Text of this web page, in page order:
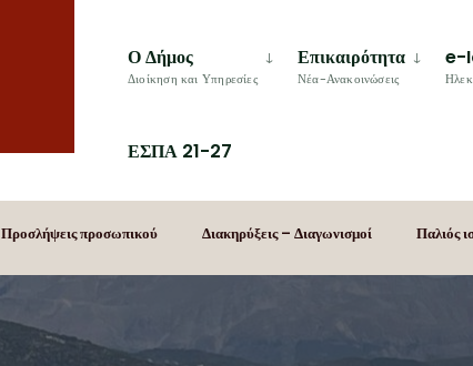
Ο Δήμος
Διοίκηση και Υπηρεσίες
Επικαιρότητα
Νέα-Ανακοινώσεις
e-
ΕΣΠΑ 21-27
Προσλήψεις προσωπικού Διακηρύξεις – Διαγωνισμοί Παλιός